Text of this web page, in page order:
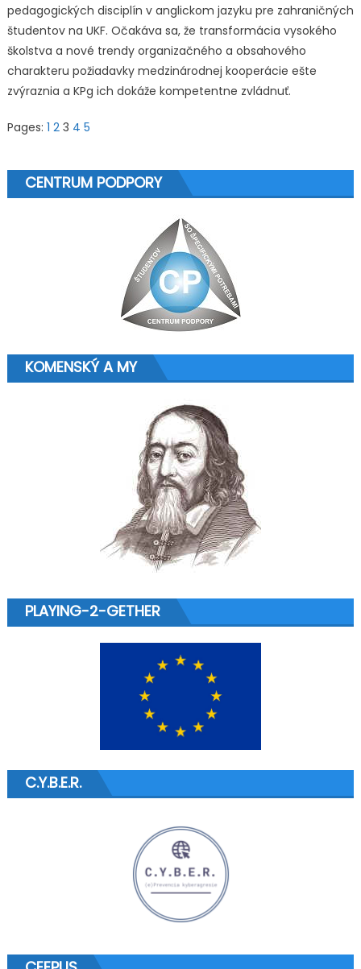
pedagogických disciplín v anglickom jazyku pre zahraničných
študentov na UKF. Očakáva sa, že transformácia vysokého
školstva a nové trendy organizačného a obsahového
charakteru požiadavky medzinárodnej kooperácie ešte
zvýraznia a KPg ich dokáže kompetentne zvládnuť.
Pages: 1 2 3 4 5
CENTRUM PODPORY
KOMENSKÝ A MY
PLAYING-2-GETHER
C.Y.B.E.R.